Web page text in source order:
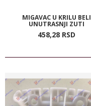
MIGAVAC U KRILU BELI
UNUTRASNJI ZUTI
458,28 RSD